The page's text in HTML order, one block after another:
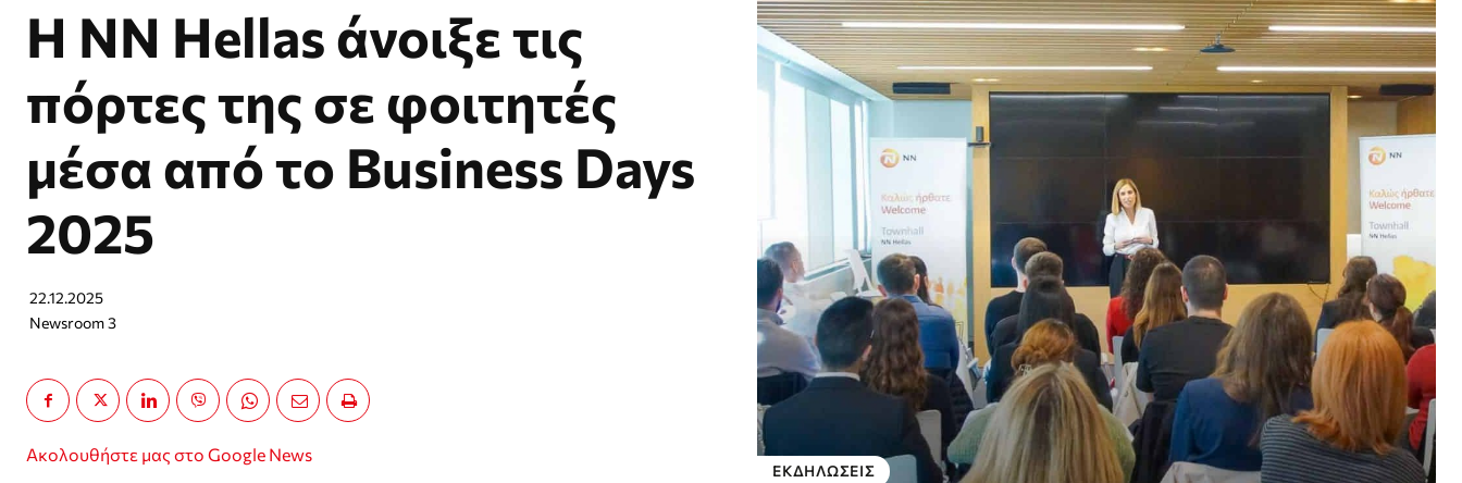
Η NN Hellas άνοιξε τις
πόρτες της σε φοιτητές
μέσα από το Business Days
2025
22.12.2025
Newsroom 3
Ακολουθήστε μας στο Google News
ΕΚΔΗΛΏΣΕΙΣ